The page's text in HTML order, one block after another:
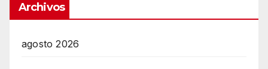
Archivos
agosto 2026